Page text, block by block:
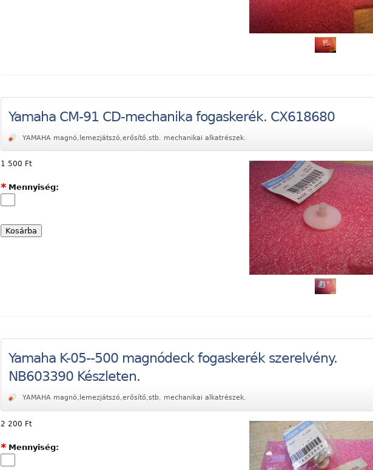
Yamaha CM-91 CD-mechanika fogaskerék. CX618680
YAMAHA magnó,lemezjátszó,erősítő,stb. mechanikai alkatrészek.
1 500 Ft
Mennyiség:
*
Yamaha K-05--500 magnódeck fogaskerék szerelvény.
NB603390 Készleten.
YAMAHA magnó,lemezjátszó,erősítő,stb. mechanikai alkatrészek.
2 200 Ft
Mennyiség:
*